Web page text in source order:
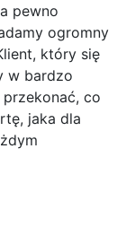
pewno
ogromny
który się
w bardzo
co
jaka dla